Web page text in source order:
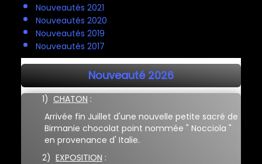
Informations
Nouveautés 2021
Nouveautés 2020
Nouveautés 2019
Nouveautés 2017
Nouveauté 2026
1) CHATON :
Arrivée fin Juillet d'une nouvelle petite sacré de
Birmanie chocolat point nommée " Nocciola "
en provenance d' Italie.
2) EXPOSITION :